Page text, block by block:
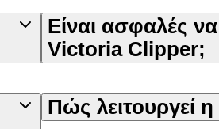
Είναι ασφαλές
Victoria Clipper;
Πώς λειτουργεί